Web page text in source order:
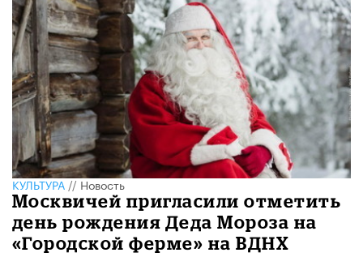
КУЛЬТУРА//Новость
Москвичей пригласили отметить
день рождения Деда Мороза на
«Городской ферме» на ВДНХ